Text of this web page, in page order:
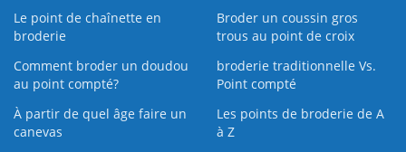
Le point de chaînette en
broderie
Broder un coussin gros
trous au point de croix
Comment broder un doudou
au point compté?
broderie traditionnelle Vs.
Point compté
À partir de quel âge faire un
canevas
Les points de broderie de A
à Z